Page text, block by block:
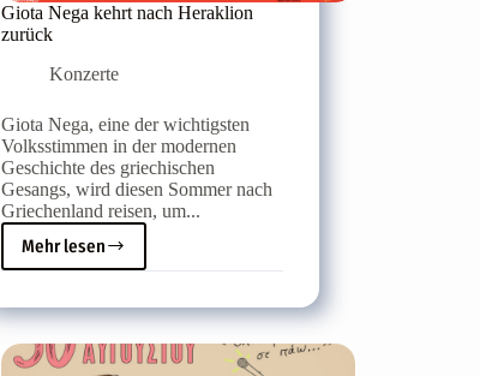
Giota Nega kehrt nach Heraklion
zurück
Konzerte
Giota Nega, eine der wichtigsten
Volksstimmen in der modernen
Geschichte des griechischen
Gesangs, wird diesen Sommer nach
Griechenland reisen, um...
Mehr lesen
Giota
Nega
nach
Heraklion
zurück